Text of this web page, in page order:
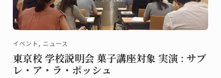
イベント, ニュース
東京校 学校説明会 菓子講座対象 実演 : サブ
レ・ア・ラ・ポッシュ